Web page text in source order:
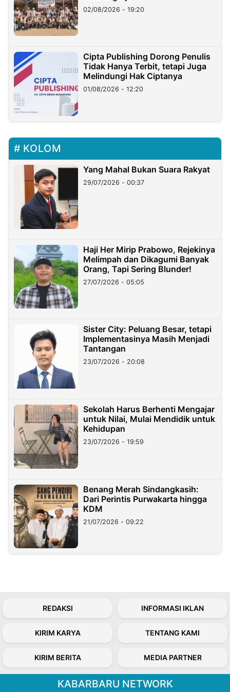
02/08/2026 - 19:20
Cipta Publishing Dorong Penulis
Tidak Hanya Terbit, tetapi Juga
Melindungi Hak Ciptanya
01/08/2026 - 12:20
KOLOM
Yang Mahal Bukan Suara Rakyat
29/07/2026 - 00:37
Haji Her Mirip Prabowo, Rejekinya
Melimpah dan Dikagumi Banyak
Orang, Tapi Sering Blunder!
27/07/2026 - 05:05
Sister City: Peluang Besar, tetapi
Implementasinya Masih Menjadi
Tantangan
23/07/2026 - 20:08
Sekolah Harus Berhenti Mengajar
untuk Nilai, Mulai Mendidik untuk
Kehidupan
23/07/2026 - 19:59
Benang Merah Sindangkasih:
Dari Perintis Purwakarta hingga
KDM
21/07/2026 - 09:22
REDAKSI INFORMASI IKLAN
KIRIM KARYA TENTANG KAMI
KIRIM BERITA MEDIA PARTNER
KABARBARU NETWORK